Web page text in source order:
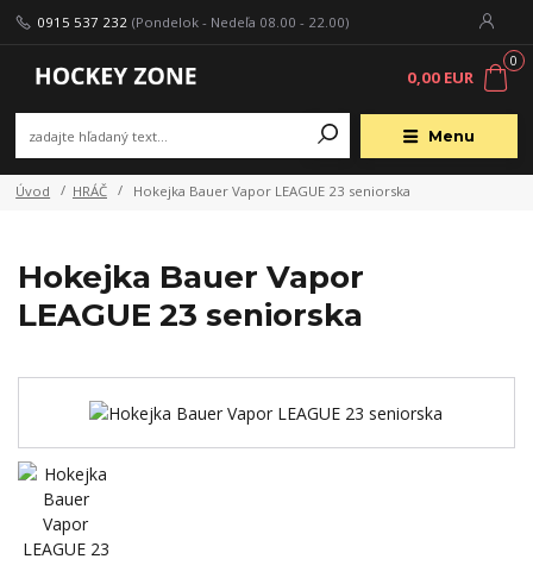
Menu
0915 537 232 (Pondelok - Nedeľa 08.00 - 22.00)
0
0,00 EUR
Úvod HRÁČ Hokejka Bauer Vapor LEAGUE 23 seniorska
Hokejka Bauer Vapor
LEAGUE 23 seniorska